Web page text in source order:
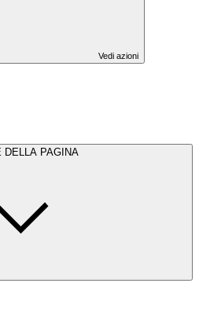
Vedi azioni
INDICE DELLA PAGINA